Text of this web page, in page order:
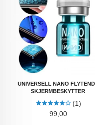
UNIVERSELL NANO
SKJERMBESKYTTER
(1)
Pris
99,00